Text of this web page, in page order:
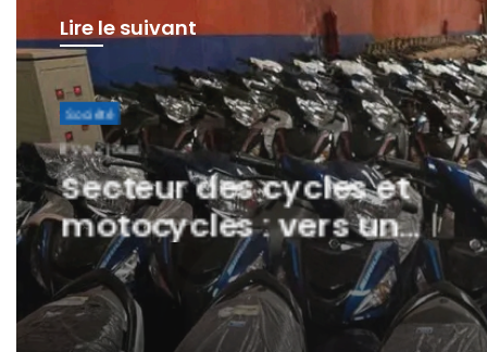
Lire le suivant
Santé
il y a 13 heures
Transformation
: le ministère de la Santé
lance e-AGREMENT-MS